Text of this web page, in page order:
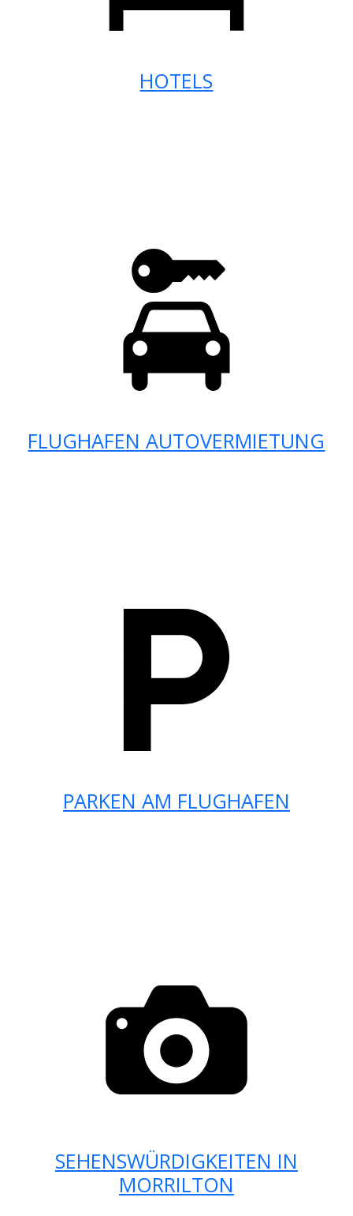
HOTELS
FLUGHAFEN AUTOVERMIETUNG
PARKEN AM FLUGHAFEN
SEHENSWÜRDIGKEITEN IN
MORRILTON